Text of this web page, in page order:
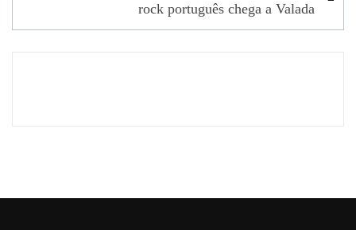
rock português chega a Valada